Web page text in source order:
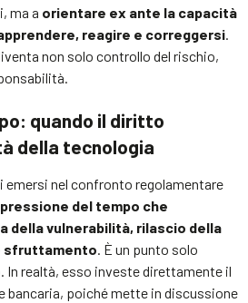
ma a orientare ex ante la capacità
reagire e correggersi.
non solo controllo del rischio,
quando il diritto
della tecnologia
emersi nel confronto regolamentare
del tempo che
della vulnerabilità, rilascio della
sfruttamento. È un punto solo
realtà, esso investe direttamente il
bancaria, poiché mette in discussione